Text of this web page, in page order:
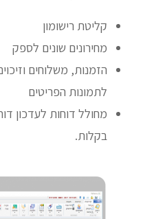
קליטת רישומון
מחירונים שונים לספק
הזמנות, משלוחים
לתמונות הפריטים
מחולל דוחות לעדכון
בקלות.